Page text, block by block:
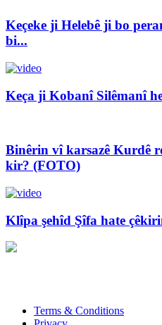
Keçeke ji Helebê ji bo
bi...
Keça ji Kobanî Silêmanî
Binêrin vî karsazê Kurdê
kir? (FOTO)
Klîpa şehîd Şîfa hate
Terms & Conditions